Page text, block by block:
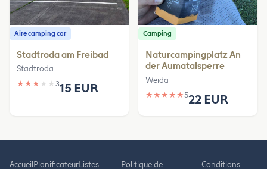
Aire camping car
Stadtroda am Freibad
Stadtroda
★ ★ ★ ★ ★ 315 EUR
Camping
Naturcampingplatz An
der Aumatalsperre
Weida
★ ★ ★ ★ ★522 EUR
AccueilPlanificateurListes Politique de Conditions